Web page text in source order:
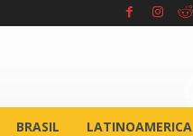
BRASIL LATINOAMERICA